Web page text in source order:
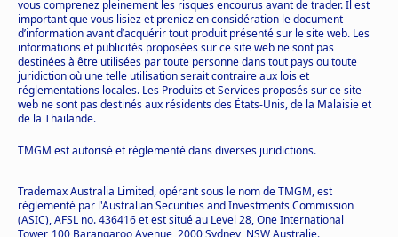
vous comprenez pleinement les risques encourus avant de trader. Il est
important que vous lisiez et preniez en considération le document
d’information avant d’acquérir tout produit présenté sur le site web. Les
informations et publicités proposées sur ce site web ne sont pas
destinées à être utilisées par toute personne dans tout pays ou toute
juridiction où une telle utilisation serait contraire aux lois et
réglementations locales. Les Produits et Services proposés sur ce site
web ne sont pas destinés aux résidents des États-Unis, de la Malaisie et
de la Thaïlande.
TMGM est autorisé et réglementé dans diverses juridictions.
Trademax Australia Limited, opérant sous le nom de TMGM, est
réglementé par l'Australian Securities and Investments Commission
(ASIC), AFSL no. 436416 et est situé au Level 28, One International
Tower, 100 Barangaroo Avenue, 2000 Sydney, NSW Australie.